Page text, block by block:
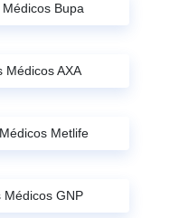
Bupa
Médicos AXA
Metlife
GNP